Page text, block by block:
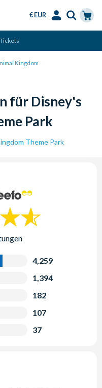
€ EUR
Kingdom
für Disney's
Park
Theme Park
4,259
1,394
182
107
37